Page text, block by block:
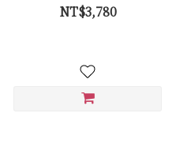
NT$3,780